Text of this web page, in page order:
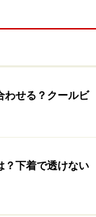
わせる？クールビ
？下着で透けない